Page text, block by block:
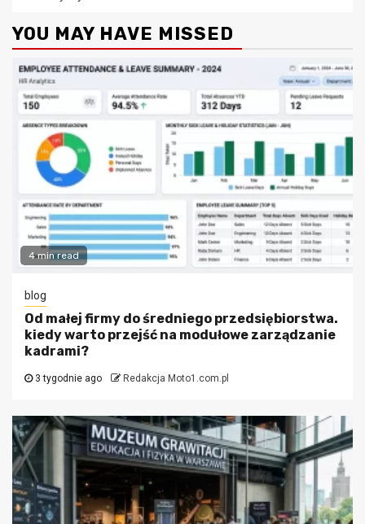
YOU MAY HAVE MISSED
4 min read
blog
Od małej firmy do średniego przedsiębiorstwa.
kiedy warto przejść na modułowe zarządzanie
kadrami?
3 tygodnie ago Redakcja Moto1.com.pl